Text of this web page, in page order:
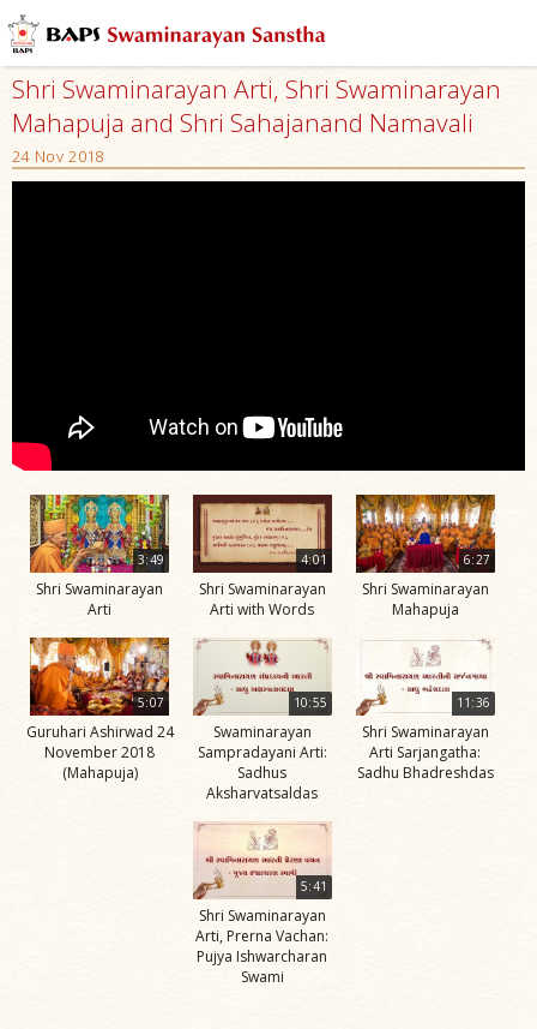
Shri Swaminarayan Arti, Shri Swaminarayan
Mahapuja and Shri Sahajanand Namavali
24 Nov 2018
3:49
Shri Swaminarayan
Arti
4:01
Shri Swaminarayan
Arti with Words
6:27
Shri Swaminarayan
Mahapuja
5:07
Guruhari Ashirwad 24
November 2018
(Mahapuja)
10:55
Swaminarayan
Sampradayani Arti:
Sadhus
Aksharvatsaldas
11:36
Shri Swaminarayan
Arti Sarjangatha:
Sadhu Bhadreshdas
5:41
Shri Swaminarayan
Arti, Prerna Vachan:
Pujya Ishwarcharan
Swami